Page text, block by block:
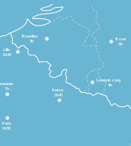
Paris
1h30
1h
Reims
2h45
Lille
2h30
Bruxelles
3h
Bonn
5h
Luxembourg
4h